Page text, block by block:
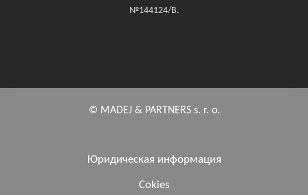
№144124/B.
© MADEJ & PARTNERS s. r. o.
Юридическая информация
Cokies